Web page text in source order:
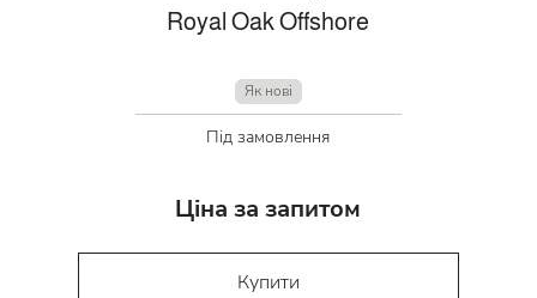
Royal Oak Offshore
Як нові
Під замовлення
Ціна за запитом
Купити